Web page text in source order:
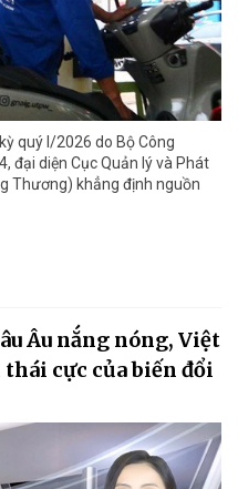
quý I/2026 do Bộ Công
đại diện Cục Quản lý và Phát
Thương) khẳng định nguồn
Âu nắng nóng, Việt
cực của biến đổi